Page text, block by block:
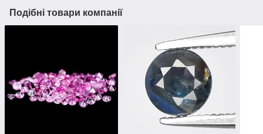
Подібні товари компанії